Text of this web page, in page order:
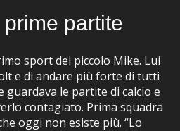
prime partite
sport del piccolo Mike. Lui
e di andare più forte di tutti
guardava le partite di calcio e
contagiato. Prima squadra
oggi non esiste più. “Lo